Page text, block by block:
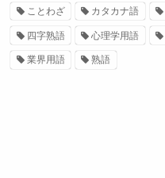
ことわざ カタカナ語
四字熟語 心理学用語
業界用語 熟語